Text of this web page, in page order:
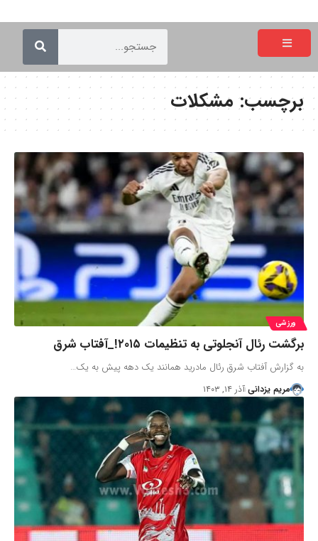
برچسب:مشکلات
ورزشی
برگشت رئال آنجلوتی به تنظیمات ۲۰۱۵!_آفتاب شرق
به گزارش آفتاب شرق رئال مادرید همانند یک دهه پیش به یک…
مریم یزدانی آذر ۱۴, ۱۴۰۳